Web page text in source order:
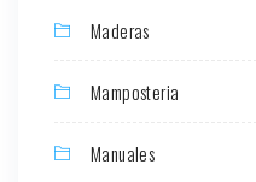
Maderas
Mamposteria
Manuales